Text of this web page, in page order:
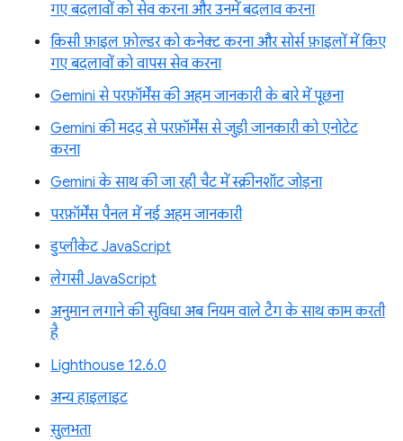
गए बदलावों को सेव करना और उनमें बदलाव करना
किसी फ़ाइल फ़ोल्डर को कनेक्ट करना और सोर्स फ़ाइलों में किए
गए बदलावों को वापस सेव करना
Gemini से परफ़ॉर्मेंस की अहम जानकारी के बारे में पूछना
Gemini की मदद से परफ़ॉर्मेंस से जुड़ी जानकारी को एनोटेट
करना
Gemini के साथ की जा रही चैट में स्क्रीनशॉट जोड़ना
परफ़ॉर्मेंस पैनल में नई अहम जानकारी
डुप्लीकेट JavaScript
लेगसी JavaScript
अनुमान लगाने की सुविधा अब नियम वाले टैग के साथ काम करती
है
Lighthouse 12.6.0
अन्य हाइलाइट
सुलभता